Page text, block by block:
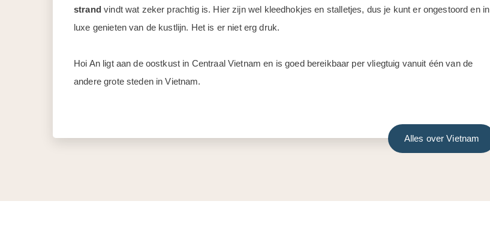
strand vindt wat zeker prachtig is. Hier zijn wel kleedhokjes en stalletjes, dus je kunt er ongestoord en in
luxe genieten van de kustlijn. Het is er niet erg druk.
Hoi An ligt aan de oostkust in Centraal Vietnam en is goed bereikbaar per vliegtuig vanuit één van de
andere grote steden in Vietnam.
Alles over Vietnam